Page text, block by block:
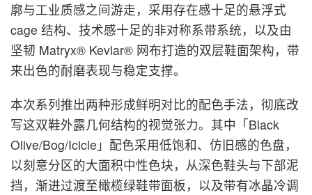
廓与工业质感之间游走，采用存在感十足的悬浮式
cage 结构、技术感十足的非对称系带系统，以及由
坚韧 Matryx® Kevlar® 网布打造的双层鞋面架构，带
来出色的耐磨表现与稳定支撑。
本次系列推出两种形成鲜明对比的配色手法，彻底改
写这双鞋外露几何结构的视觉张力。其中「Black
Olive/Bog/Icicle」配色采用低饱和、仿旧感的色盘，
以刻意分区的大面积中性色块，从深色鞋头与下部泥
挡，渐进过渡至橄榄绿鞋带面板，以及带有冰晶冷调